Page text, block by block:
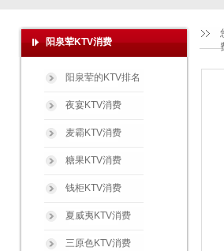
阳泉荤KTV消费
阳泉荤的KTV排名
夜宴KTV消费
麦霸KTV消费
糖果KTV消费
钱柜KTV消费
夏威夷KTV消费
三原色KTV消费